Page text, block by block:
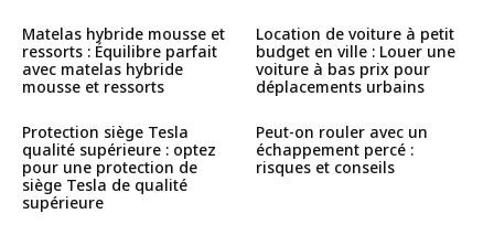
Matelas hybride mousse et
ressorts : Équilibre parfait
avec matelas hybride
mousse et ressorts
Location de voiture à petit
budget en ville : Louer une
voiture à bas prix pour
déplacements urbains
Protection siège Tesla
qualité supérieure : optez
pour une protection de
siège Tesla de qualité
supérieure
Peut-on rouler avec un
échappement percé :
risques et conseils